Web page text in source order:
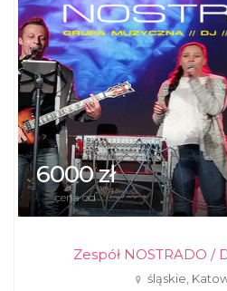
6000 zł
cena od
Zespół NOSTRADO /
śląskie,